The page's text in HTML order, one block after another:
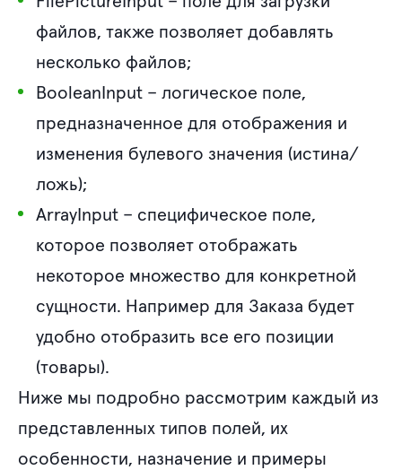
файлов, также позволяет добавлять
несколько файлов;
BooleanInput – логическое поле,
предназначенное для отображения и
изменения булевого значения (истина/
ложь);
ArrayInput – специфическое поле,
которое позволяет отображать
некоторое множество для конкретной
сущности. Например для Заказа будет
удобно отобразить все его позиции
(товары).
Ниже мы подробно рассмотрим каждый из
представленных типов полей, их
особенности, назначение и примеры